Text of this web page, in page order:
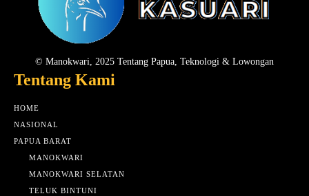
© Manokwari, 2025 Tentang Papua, Teknologi & Lowongan
Tentang Kami
HOME
NASIONAL
PAPUA BARAT
MANOKWARI
MANOKWARI SELATAN
TELUK BINTUNI